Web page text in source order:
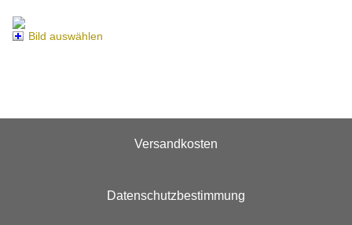
Bild auswählen
Versandkosten
Datenschutzbestimmung